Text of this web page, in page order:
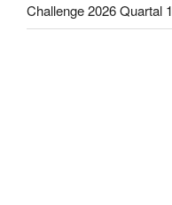
Challenge 2026 Quartal 1